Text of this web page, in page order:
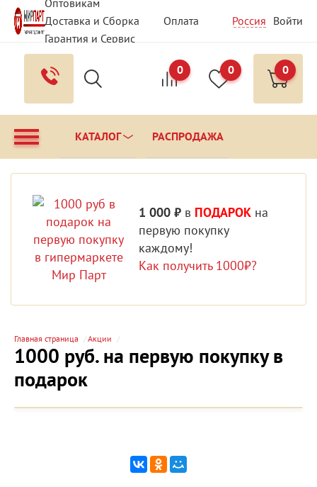
Оптовикам
Доставка и Сборка
Оплата
Гарантия и Сервис
Вопрос - Ответ
Контакты
Россия Войти
0 0 0
КАТАЛОГ РАСПРОДАЖА
1 000 ₽ в ПОДАРОК на
первую покупку
каждому!
Как получить 1000₽?
Главная страница Акции
1000 руб. на первую покупку в
подарок